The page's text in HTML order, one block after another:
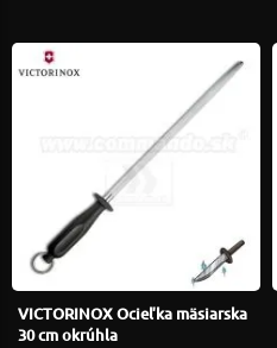
VICTORINOX Ocieľka mäsiarska
30 cm okrúhla